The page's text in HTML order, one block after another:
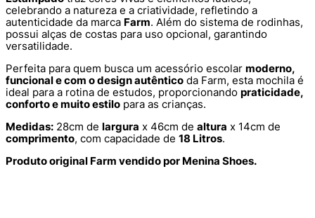
celebrando a natureza e a criatividade, refletindo a
autenticidade da marca Farm. Além do sistema de rodinhas,
possui alças de costas para uso opcional, garantindo
versatilidade.
Perfeita para quem busca um acessório escolar moderno,
funcional e com o design autêntico da Farm, esta mochila é
ideal para a rotina de estudos, proporcionando praticidade,
conforto e muito estilo para as crianças.
Medidas: 28cm de largura x 46cm de altura x 14cm de
comprimento, com capacidade de 18 Litros.
Produto original Farm vendido por Menina Shoes.